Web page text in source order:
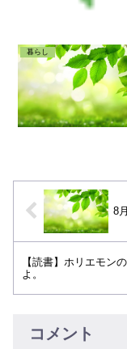
暮らし
8
【読書】ホリエモン
よ。
コメント